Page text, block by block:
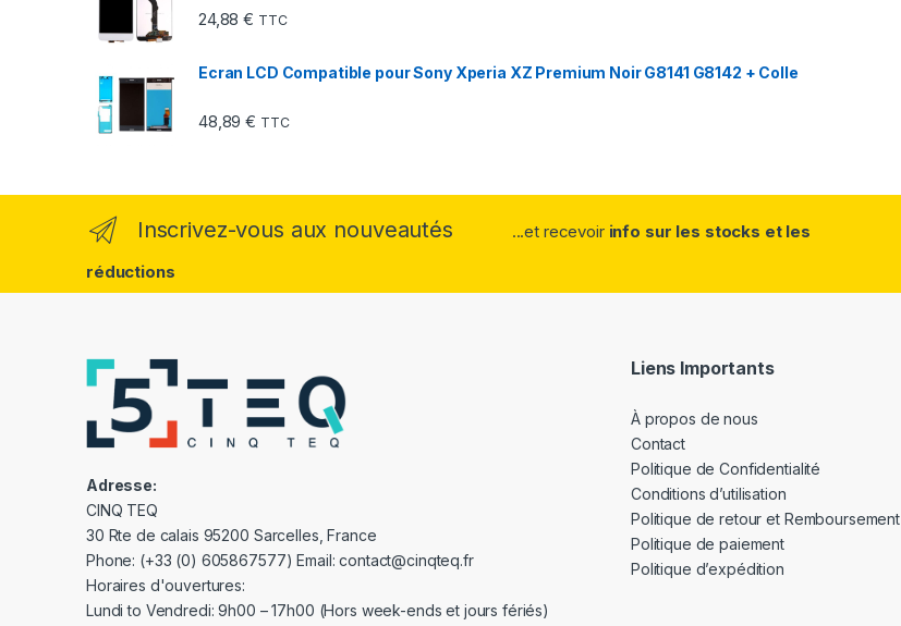
24,88€ TTC
Ecran LCD Compatible pour Sony Xperia XZ Premium Noir G8141 G8142 + Colle
48,89€ TTC
Inscrivez-vous aux nouveautés ...et recevoir info sur les stocks et les
réductions
Adresse:
CINQ TEQ
30 Rte de calais 95200 Sarcelles, France
Phone: (+33 (0) 605867577) Email: contact@cinqteq.fr
Horaires d'ouvertures:
Lundi to Vendredi: 9h00 – 17h00 (Hors week-ends et jours fériés)
Liens Importants
À propos de nous
Contact
Politique de Confidentialité
Conditions d’utilisation
Politique de retour et Remboursement
Politique de paiement
Politique d’expédition